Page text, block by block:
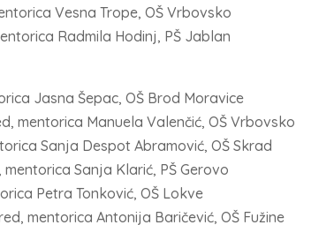
Vesna Trope, OŠ Vrbovsko
Radmila Hodinj, PŠ Jablan
Jasna Šepac, OŠ Brod Moravice
mentorica Manuela Valenčić, OŠ Vrbovsko
Sanja Despot Abramović, OŠ Skrad
Sanja Klarić, PŠ Gerovo
Petra Tonković, OŠ Lokve
mentorica Antonija Baričević, OŠ Fužine